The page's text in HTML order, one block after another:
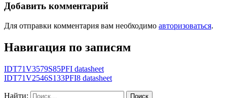
Добавить комментарий
Для отправки комментария вам необходимо авторизоваться.
Навигация по записям
IDT71V3579S85PFI datasheet
IDT71V2546S133PFI8 datasheet
Найти: